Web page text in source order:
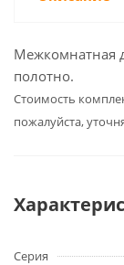
Межкомнатная
полотно.
Cтоимость
пожалуйста,
Серия